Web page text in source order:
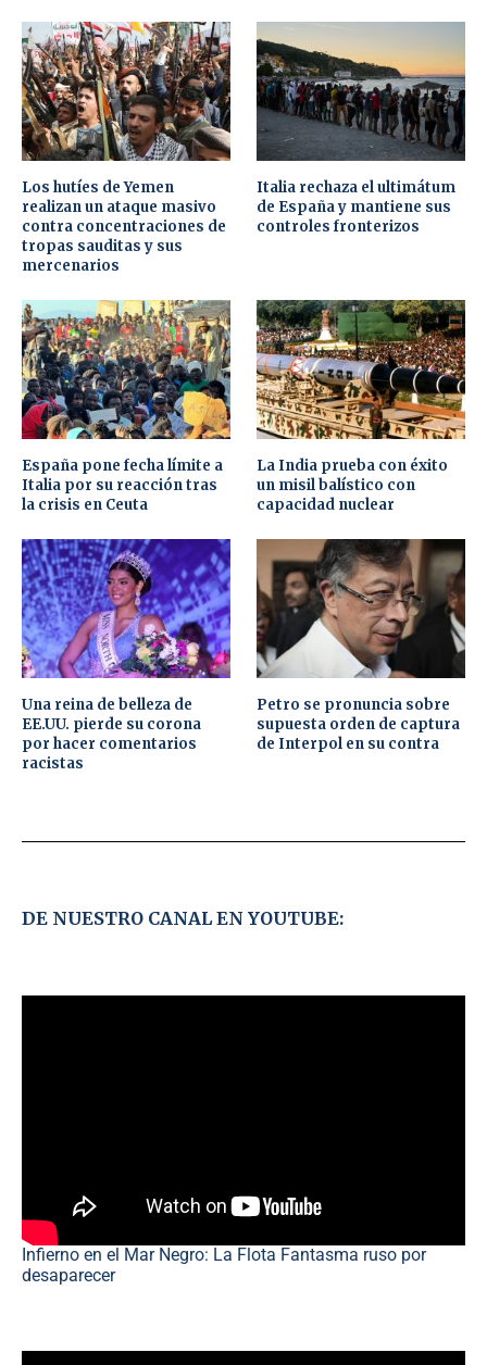
Los hutíes de Yemen
realizan un ataque masivo
contra concentraciones de
tropas sauditas y sus
mercenarios
Italia rechaza el ultimátum
de España y mantiene sus
controles fronterizos
España pone fecha límite a
Italia por su reacción tras
la crisis en Ceuta
La India prueba con éxito
un misil balístico con
capacidad nuclear
Una reina de belleza de
EE.UU. pierde su corona
por hacer comentarios
racistas
Petro se pronuncia sobre
supuesta orden de captura
de Interpol en su contra
DE NUESTRO CANAL EN YOUTUBE:
Infierno en el Mar Negro: La Flota Fantasma ruso por
desaparecer